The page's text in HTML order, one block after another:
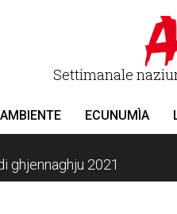
Settimanale
AMBIENTE ECUNUMÌA
ghjennaghju 2021